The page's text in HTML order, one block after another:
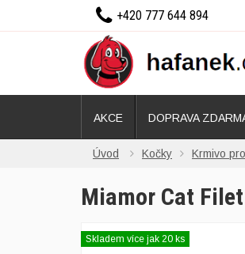
Úvod Kočky Krmivo
Miamor Cat
Skladem více jak 20 ks
AKCE DOPRAVA
+420 777 644 894